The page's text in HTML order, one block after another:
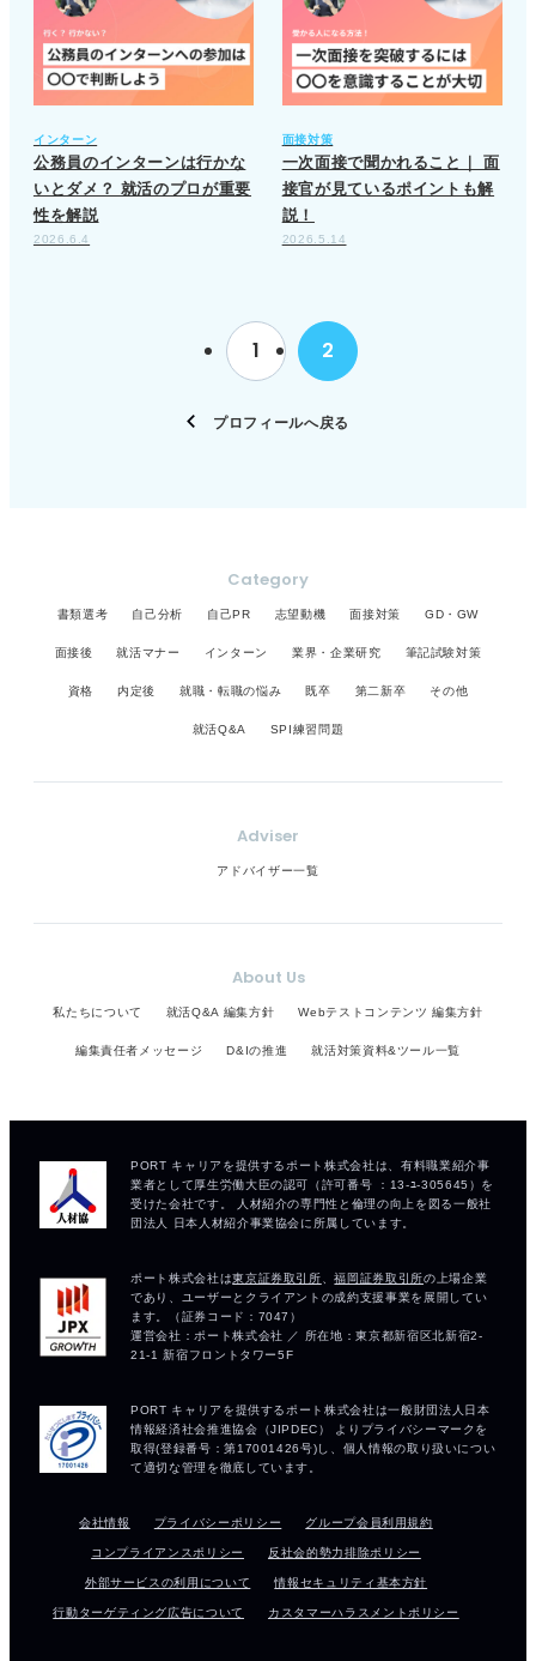
インターン
公務員のインターンは行かな
いとダメ？ 就活のプロが重要
性を解説
2026.6.4
面接対策
一次面接で聞かれること｜ 面
接官が見ているポイントも解
説！
2026.5.14
1 2
プロフィールへ戻る
Category
書類選考 自己分析 自己PR 志望動機 面接対策 GD・GW
面接後 就活マナー インターン 業界・企業研究 筆記試験対策
資格 内定後 就職・転職の悩み 既卒 第二新卒 その他
就活Q&A SPI練習問題
Adviser
アドバイザー一覧
About Us
私たちについて 就活Q&A 編集方針 Webテストコンテンツ 編集方針
編集責任者メッセージ D&Iの推進 就活対策資料&ツール一覧
会社情報 プライバシーポリシー グループ会員利用規約
コンプライアンスポリシー 反社会的勢力排除ポリシー
外部サービスの利用について 情報セキュリティ基本方針
行動ターゲティング広告について カスタマーハラスメントポリシー